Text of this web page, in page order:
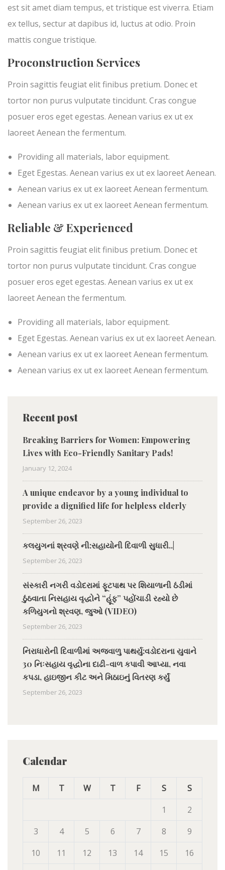
est sit amet diam tempus, et tristique est viverra. Etiam
ex tellus, sectur at dapibus id, luctus at odio. Proin
mattis congue tristique.
Proconstruction Services
Proin sagittis feugiat elit finibus pretium. Donec et
tortor non purus vulputate tincidunt. Cras congue
posuer eros eget egestas. Aenean varius ex ut ex
laoreet Aenean the fermentum.
Providing all materials, labor equipment.
Eget Egestas. Aenean varius ex ut ex laoreet Aenean.
Aenean varius ex ut ex laoreet Aenean fermentum.
Aenean varius ex ut ex laoreet Aenean fermentum.
Reliable & Experienced
Proin sagittis feugiat elit finibus pretium. Donec et
tortor non purus vulputate tincidunt. Cras congue
posuer eros eget egestas. Aenean varius ex ut ex
laoreet Aenean the fermentum.
Providing all materials, labor equipment.
Eget Egestas. Aenean varius ex ut ex laoreet Aenean.
Aenean varius ex ut ex laoreet Aenean fermentum.
Aenean varius ex ut ex laoreet Aenean fermentum.
Recent post
Breaking Barriers for Women: Empowering
Lives with Eco-Friendly Sanitary Pads!
January 12, 2024
A unique endeavor by a young individual to
provide a dignified life for helpless elderly
September 26, 2023
કલયુગનાં શ્રવણે ની:સહાયોની દિવાળી સુધારી..|
September 26, 2023
સંસ્કારી નગરી વડોદરામાં ફૂટપાથ પર શિયાળાની ઠંડીમાં
ઠુંઠવાતા નિસહાય વૃદ્ધોને “હૂંફ” પહોંચાડી રહ્યો છે
કળિયુગનો શ્રવણ, જુઓ (VIDEO)
September 26, 2023
નિરાધારોની દિવાળીમાં અજવાળુ પાથર્યુ:વડોદરાના યુવાને
30 નિઃસહાય વૃદ્ધોના દાઢી-વાળ કપાવી આપ્યા, નવા
કપડા, હાઇજીન કીટ અને મિઠાઇનું વિતરણ કર્યું
September 26, 2023
Calendar
M T W T F S
S
1
2
3
4 5 6 7 8
9
10
11 12 13 14 15
16